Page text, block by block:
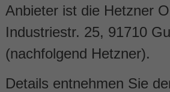
Anbieter ist die Hetzner
Industriestr. 25, 91710
(nachfolgend Hetzner).
Details entnehmen Sie